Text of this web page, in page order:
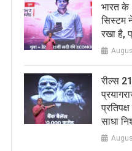
भारत के
सिस्टम
रखा है,
रील्स
साधा